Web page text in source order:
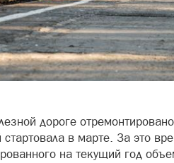
дороге
стартовала в марте. За это
на текущий год